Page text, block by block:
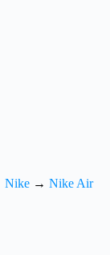
Nike → Nike Air